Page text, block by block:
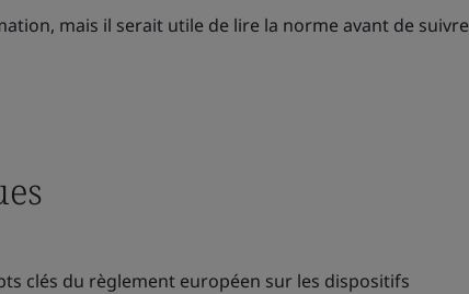
mais il serait utile de lire la norme avant de suivre
clés du règlement européen sur les dispositifs